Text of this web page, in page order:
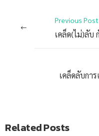
Previous Post
Related Posts